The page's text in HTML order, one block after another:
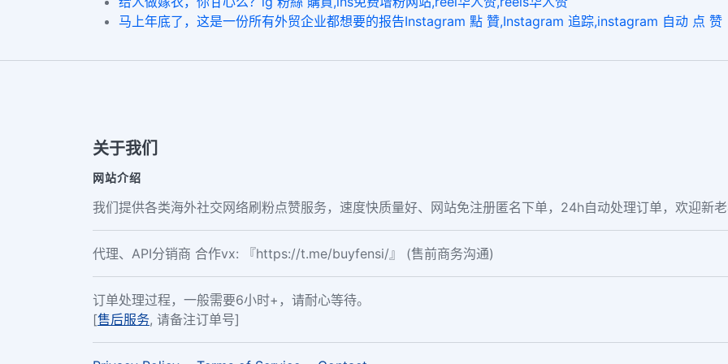
马上年底了，这是一份所有外贸企业都想要的报告Instagram 點 贊,Instagram 追踪,instagram 自动 点 赞
关于我们
网站介绍
我们提供各类海外社交网络刷粉点赞服务，速度快质量好、网站免注册匿名下单，24h自动处理订单，欢迎新老
代理、API分销商 合作vx: 『https://t.me/buyfensi/』 (售前商务沟通)
订单处理过程，一般需要6小时+，请耐心等待。
[售后服务, 请备注订单号]